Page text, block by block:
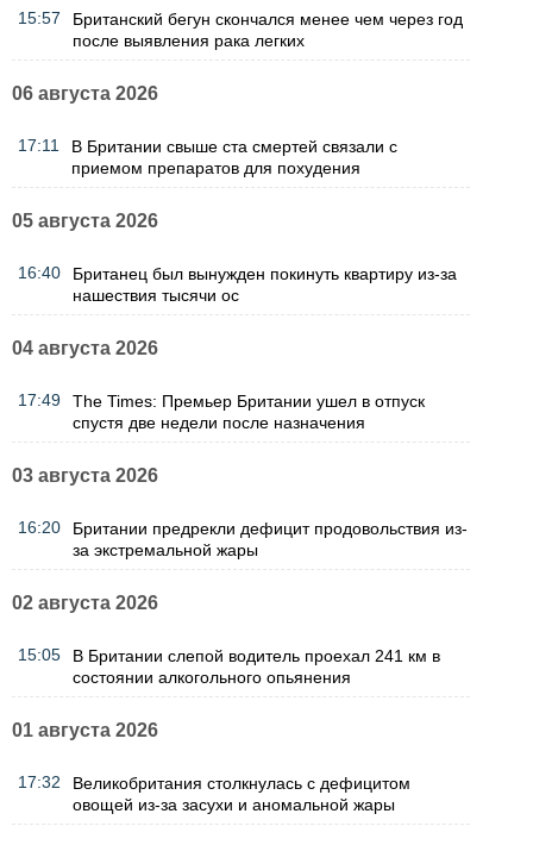
15:57
Британский бегун скончался менее чем через год
после выявления рака легких
06 августа 2026
17:11
В Британии свыше ста смертей связали с
приемом препаратов для похудения
05 августа 2026
16:40
Британец был вынужден покинуть квартиру из-за
нашествия тысячи ос
04 августа 2026
17:49
The Times: Премьер Британии ушел в отпуск
спустя две недели после назначения
03 августа 2026
16:20
Британии предрекли дефицит продовольствия из-
за экстремальной жары
02 августа 2026
15:05
В Британии слепой водитель проехал 241 км в
состоянии алкогольного опьянения
01 августа 2026
17:32
Великобритания столкнулась с дефицитом
овощей из-за засухи и аномальной жары